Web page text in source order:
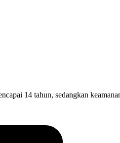
14 tahun, sedangkan